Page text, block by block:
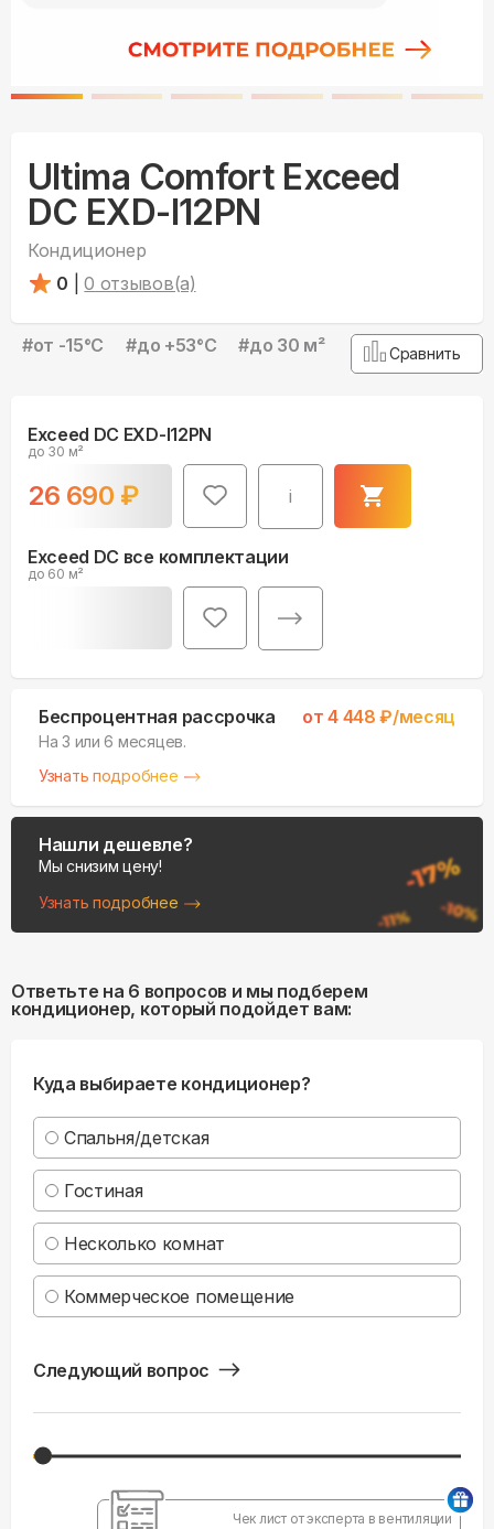
Ultima Comfort Exceed
DC EXD-I12PN
Кондиционер
0
0 отзывов(а)
#от -15°С #до +53°С #до 30 м² Сравнить
Exceed DC EXD-I12PN
до 30 м²
26 690 ₽ i
Exceed DC все комплектации
до 60 м²
Беспроцентная рассрочка от4 448 ₽/месяц
На 3 или 6 месяцев.
Узнать подробнее
Нашли дешевле?
Мы снизим цену!
Узнать подробнее
Ответьте на 6 вопросов и мы подберем
кондиционер, который подойдет вам:
Куда выбираете кондиционер?
Спальня/детская
Гостиная
Несколько комнат
Коммерческое помещение
Следующий вопрос
Чек лист от эксперта в вентиляции